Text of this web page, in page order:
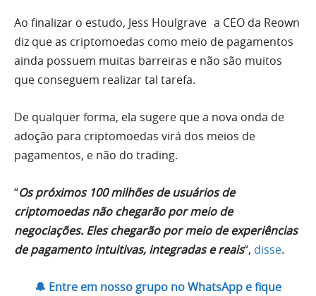
Ao finalizar o estudo, Jess Houlgrave a CEO da Reown
diz que as criptomoedas como meio de pagamentos
ainda possuem muitas barreiras e não são muitos
que conseguem realizar tal tarefa.
De qualquer forma, ela sugere que a nova onda de
adoção para criptomoedas virá dos meios de
pagamentos, e não do trading.
“Os próximos 100 milhões de usuários de
criptomoedas não chegarão por meio de
negociações. Eles chegarão por meio de experiências
de pagamento intuitivas, integradas e reais“, disse.
🔔 Entre em nosso grupo no WhatsApp e fique